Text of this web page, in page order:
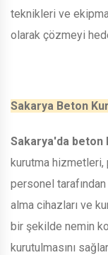
teknikleri ve
olarak çözmeyi
Sakarya Beton
Sakarya'da
kurutma
personel
alma cihazları ve
bir şekilde nemin
kurutulmasını